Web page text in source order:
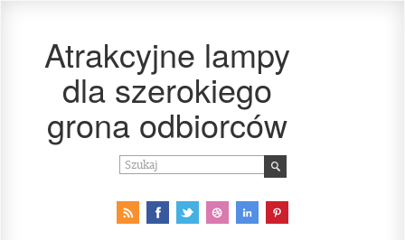
Atrakcyjne lampy
dla szerokiego
grona odbiorców